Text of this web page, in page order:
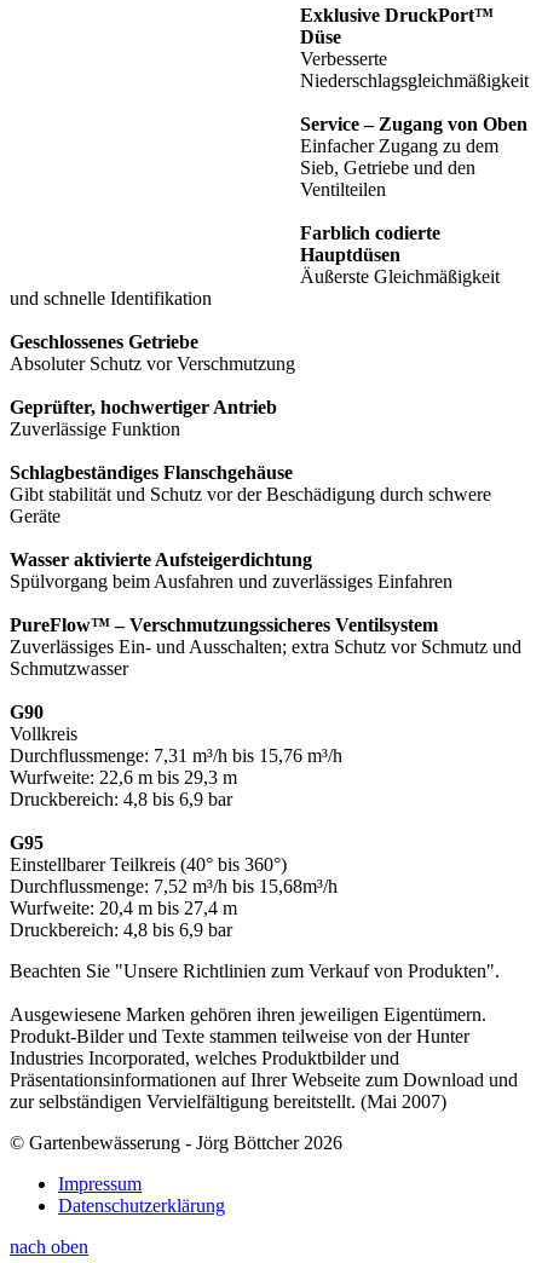
Exklusive DruckPort™
Düse
Verbesserte
Niederschlagsgleichmäßigkeit
Service – Zugang von Oben
Einfacher Zugang zu dem
Sieb, Getriebe und den
Ventilteilen
Farblich codierte
Hauptdüsen
Äußerste Gleichmäßigkeit
und schnelle Identifikation
Geschlossenes Getriebe
Absoluter Schutz vor Verschmutzung
Geprüfter, hochwertiger Antrieb
Zuverlässige Funktion
Schlagbeständiges Flanschgehäuse
Gibt stabilität und Schutz vor der Beschädigung durch schwere
Geräte
Wasser aktivierte Aufsteigerdichtung
Spülvorgang beim Ausfahren und zuverlässiges Einfahren
PureFlow™ – Verschmutzungssicheres Ventilsystem
Zuverlässiges Ein- und Ausschalten; extra Schutz vor Schmutz und
Schmutzwasser
G90
Vollkreis
Durchflussmenge: 7,31 m³/h bis 15,76 m³/h
Wurfweite: 22,6 m bis 29,3 m
Druckbereich: 4,8 bis 6,9 bar
G95
Einstellbarer Teilkreis (40° bis 360°)
Durchflussmenge: 7,52 m³/h bis 15,68m³/h
Wurfweite: 20,4 m bis 27,4 m
Druckbereich: 4,8 bis 6,9 bar
Beachten Sie "Unsere Richtlinien zum Verkauf von Produkten".
Ausgewiesene Marken gehören ihren jeweiligen Eigentümern.
Produkt-Bilder und Texte stammen teilweise von der Hunter
Industries Incorporated, welches Produktbilder und
Präsentationsinformationen auf Ihrer Webseite zum Download und
zur selbständigen Vervielfältigung bereitstellt. (Mai 2007)
© Gartenbewässerung - Jörg Böttcher 2026
Impressum
Datenschutzerklärung
nach oben